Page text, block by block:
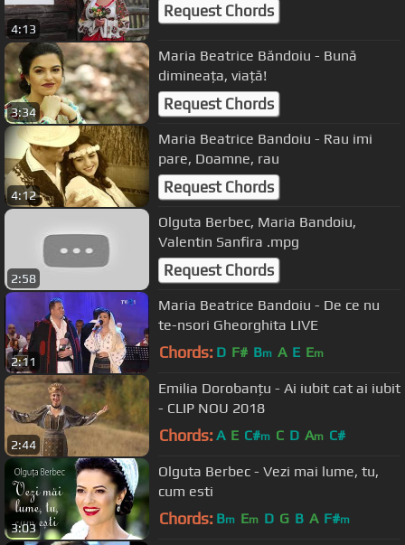
4:13
Request Chords
3:34
Maria Beatrice Băndoiu - Bună
dimineața, viață!
Request Chords
4:12
Maria Beatrice Bandoiu - Rau imi
pare, Doamne, rau
Request Chords
2:58
Olguta Berbec, Maria Bandoiu,
Valentin Sanfira .mpg
Request Chords
2:11
Maria Beatrice Bandoiu - De ce nu
te-nsori Gheorghita LIVE
Chords: D F# Bm A E Em
2:44
Emilia Dorobanțu - Ai iubit cat ai iubit
- CLIP NOU 2018
Chords: A E C#m C D Am C#
3:03
Olguta Berbec - Vezi mai lume, tu,
cum esti
Chords: Bm Em D G B A F#m